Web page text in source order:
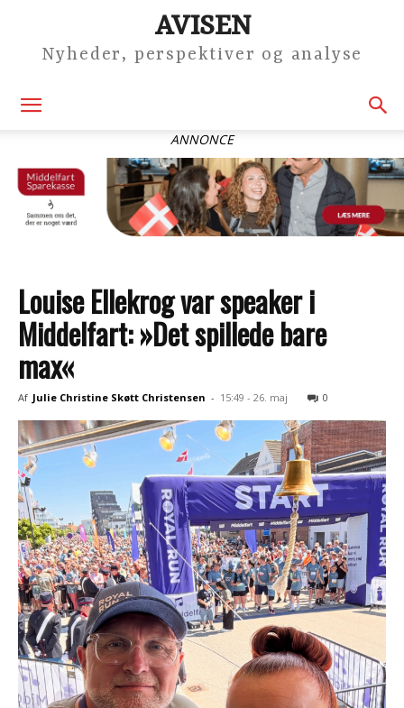
AVISEN
Nyheder, perspektiver og analyse
ANNONCE
Louise Ellekrog var speaker i
Middelfart: »Det spillede bare
max«
Af Julie Christine Skøtt Christensen - 15:49 - 26. maj 0